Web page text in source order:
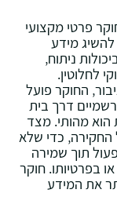
פרטי מקצועי
מידע
ניתוח‚
לחלוטין.
החוקר פועל
דרך בית
הוא מהותי. מצד
כדי שלא
תוך שמירה
בפרטיותו. חוקר
את המידע